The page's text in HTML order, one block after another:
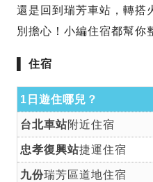
還是回到瑞芳車站，轉搭
別擔心！小編住宿都幫你
住宿
1日遊住哪兒？
台北車站附近住宿
忠孝復興站捷運住宿
九份瑞芳區道地住宿